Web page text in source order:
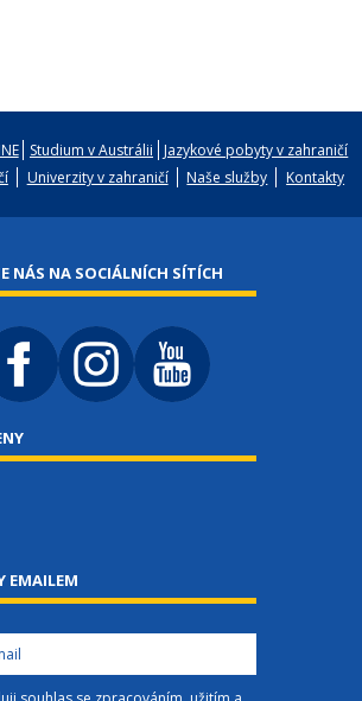
Studium v Austrálii
Jazykové pobyty v zahraničí
Univerzity v zahraničí Naše služby Kontakty
NÁS NA SOCIÁLNÍCH SÍTÍCH
EMAILEM